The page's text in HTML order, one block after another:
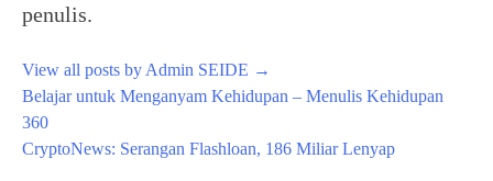
penulis.
View all posts by Admin SEIDE →
Post
navigation
Belajar untuk Menganyam Kehidupan – Menulis Kehidupan
360
CryptoNews: Serangan Flashloan, 186 Miliar Lenyap